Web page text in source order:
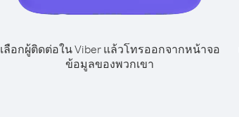
เลือกผู้ติดต่อใน Viber แล้วโทรออกจากหน้าจอ
ข้อมูลของพวกเขา